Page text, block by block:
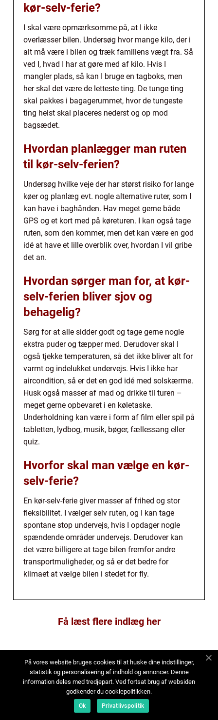
kør-selv-ferie?
I skal være opmærksomme på, at I ikke
overlæsser bilen. Undersøg hvor mange kilo, der i
alt må være i bilen og træk familiens vægt fra. Så
ved I, hvad I har at gøre med af kilo. Hvis I
mangler plads, så kan I bruge en tagboks, men
her skal det være de letteste ting. De tunge ting
skal pakkes i bagagerummet, hvor de tungeste
ting helst skal placeres nederst og op mod
bagsædet.
Hvordan planlægger man ruten
til kør-selv-ferien?
Undersøg hvilke veje der har størst risiko for lange
køer og planlæg evt. nogle alternative ruter, som I
kan have i baghånden. Hav meget gerne både
GPS og et kort med på køreturen. I kan også tage
ruten, som den kommer, men det kan være en god
idé at have et lille overblik over, hvordan I vil gribe
det an.
Hvordan sørger man for, at kør-
selv-ferien bliver sjov og
behagelig?
Sørg for at alle sidder godt og tage gerne nogle
ekstra puder og tæpper med. Derudover skal I
også tjekke temperaturen, så det ikke bliver alt for
varmt og indelukket undervejs. Hvis I ikke har
aircondition, så er det en god idé med solskærme.
Husk også masser af mad og drikke til turen –
meget gerne opbevaret i en køletaske.
Underholdning kan være i form af film eller spil på
tabletten, lydbog, musik, bøger, fællessang eller
quiz.
Hvorfor skal man vælge en kør-
selv-ferie?
En kør-selv-ferie giver masser af frihed og stor
fleksibilitet. I vælger selv ruten, og I kan tage
spontane stop undervejs, hvis I opdager nogle
spændende områder undervejs. Derudover kan
det være billigere at tage bilen fremfor andre
transportmuligheder, og så er det bedre for
klimaet at vælge bilen i stedet for fly.
Få læst flere indlæg her
Flere Nyheder
På vores website bruges cookies til at huske dine indstillinger,
statistik og personalisering af indhold og annoncer. Denne
information deles med tredjepart. Ved fortsat brug af websiden
godkender du cookiepolitikken.
Ok Privatlivspolitik